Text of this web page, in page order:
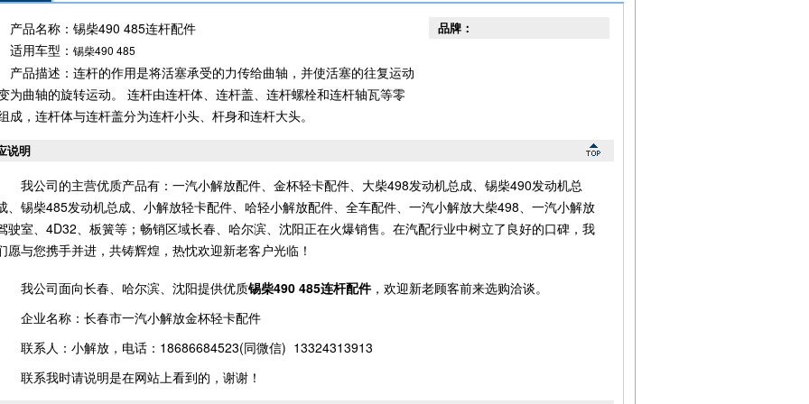
产品名称：锡柴490 485连杆配件
适用车型： 锡柴490 485
产品描述：连杆的作用是将活塞承受的力传给曲轴，并使活塞的往复运动
为曲轴的旋转运动。 连杆由连杆体、连杆盖、连杆螺栓和连杆轴瓦等零
成，连杆体与连杆盖分为连杆小头、杆身和连杆大头。
品牌：
说明
我公司的主营优质产品有：一汽小解放配件、金杯轻卡配件、大柴498发动机总成、锡柴490发动机总
、锡柴485发动机总成、小解放轻卡配件、哈轻小解放配件、全车配件、一汽小解放大柴498、一汽小解放
驶室、4D32、板簧等；畅销区域长春、哈尔滨、沈阳正在火爆销售。在汽配行业中树立了良好的口碑，我
愿与您携手并进，共铸辉煌，热忱欢迎新老客户光临！
我公司面向长春、哈尔滨、沈阳提供优质锡柴490 485连杆配件，欢迎新老顾客前来选购洽谈。
企业名称：长春市一汽小解放金杯轻卡配件
联系人：小解放，电话：18686684523(同微信) 13324313913
联系我时请说明是在网站上看到的，谢谢！